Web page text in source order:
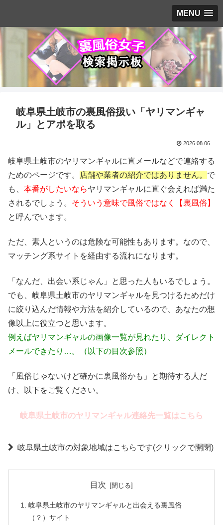
MENU
岐阜県土岐市の裏風俗扱い「ヤリマンギャ
ル」とアポを取る
2026.08.06
岐阜県土岐市のヤリマンギャルに直メールなどで連絡する
ためのページです。
店舗や業者の紹介ではありません。 で
も、 本番がしたいならヤリマンギャルに直ぐ会えれば満た
されるでしょう。 そういう意味で風俗ではなく【裏風俗】
と呼んでいます。
ただ、素人というのは危険な可能性もあります。なので、
マッチング系サイトを経由する流れになります。
「なんだ、出会い系じゃん」と思った人もいるでしょう。
でも、岐阜県土岐市のヤリマンギャルを見つけるためだけ
に絞り込んだ情報や方法を紹介しているので、あなたの想
像以上に役立つと思います。
例えばヤリマンギャルの画像一覧が見れたり、ダイレクト
メールできたり…。（以下の目次参照）
「風俗じゃないけど確かに裏風俗かも」と期待する人だ
け、以下をご覧ください。
岐阜県土岐市のヤリマンギャル連絡先一覧はこちら
岐阜県土岐市の対象地域はこちらです(クリックで開閉)
目次
岐阜県土岐市のヤリマンギャルと出会える裏風俗
（？）サイト